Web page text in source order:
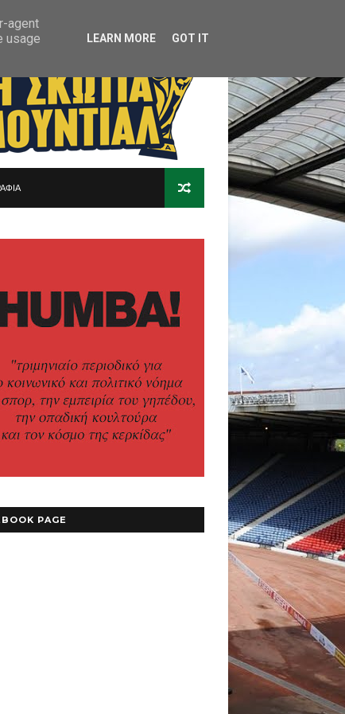
PAGE
agent
usage
LEARN MORE GOT IT